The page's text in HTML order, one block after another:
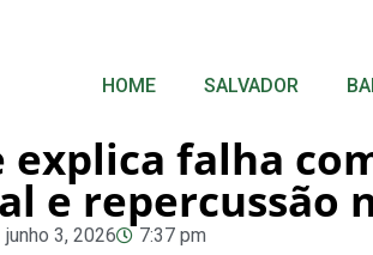
HOME SALVADOR
explica falha
e repercussão
junho 3, 2026 7:37 pm